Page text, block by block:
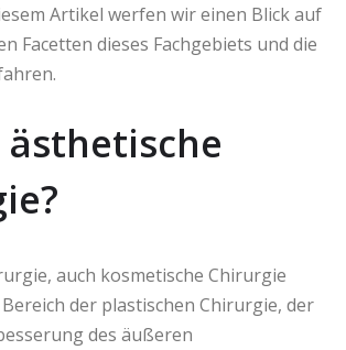
Artikel werfen wir einen Blick auf
Facetten dieses Fachgebiets und die
ästhetische
auch kosmetische Chirurgie
der plastischen Chirurgie, der
des äußeren